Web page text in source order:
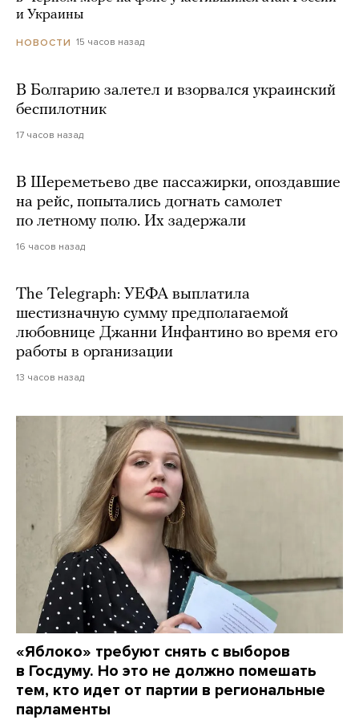
и Украины
НОВОСТИ 15 часов назад
В Болгарию залетел и взорвался украинский
беспилотник
17 часов назад
В Шереметьево две пассажирки, опоздавшие
на рейс, попытались догнать самолет
по летному полю. Их задержали
16 часов назад
The Telegraph: УЕФА выплатила
шестизначную сумму предполагаемой
любовнице Джанни Инфантино во время его
работы в организации
13 часов назад
«Яблоко» требуют снять с выборов
в Госдуму. Но это не должно помешать
тем, кто идет от партии в региональные
парламенты